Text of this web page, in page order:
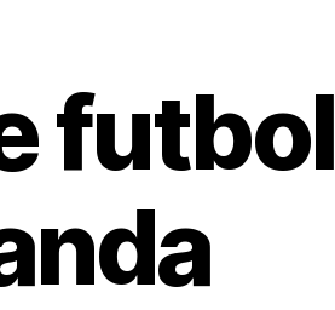
futbol